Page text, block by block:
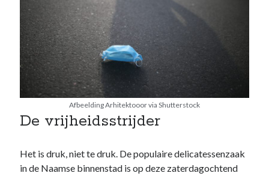
April 2021
March 2021
February 2021
September 2020
August 2020
June 2020
March 2020
Afbeelding Arhitektooor via Shutterstock
De vrijheidsstrijder
Het is druk, niet te druk. De populaire delicatessenzaak
in de Naamse binnenstad is op deze zaterdagochtend